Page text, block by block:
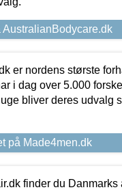
AustralianBodycare.dk
er nordens største
i dag over 5.000
bliver deres udvalg
på Made4men.dk
finder du